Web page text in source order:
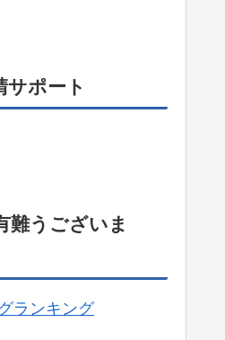
サポート
難うございま
ランキング